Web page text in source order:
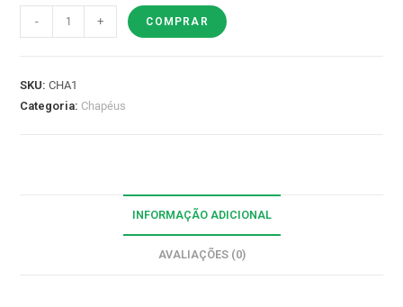
- + COMPRAR
SKU:CHA1
Categoria: Chapéus
INFORMAÇÃO ADICIONAL
AVALIAÇÕES (0)